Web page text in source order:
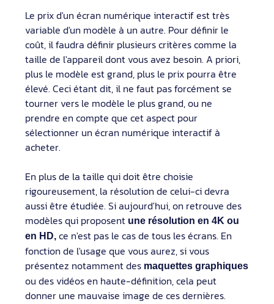
Le prix d'un écran numérique interactif est très
variable d'un modèle à un autre. Pour définir le
coût, il faudra définir plusieurs critères comme la
taille de l'appareil dont vous avez besoin. A priori,
plus le modèle est grand, plus le prix pourra être
élevé. Ceci étant dit, il ne faut pas forcément se
tourner vers le modèle le plus grand, ou ne
prendre en compte que cet aspect pour
sélectionner un écran numérique interactif à
acheter.
En plus de la taille qui doit être choisie
rigoureusement, la résolution de celui-ci devra
aussi être étudiée. Si aujourd'hui, on retrouve des
modèles qui proposent une résolution en 4K ou
en HD, ce n'est pas le cas de tous les écrans. En
fonction de l'usage que vous aurez, si vous
présentez notamment des maquettes graphiques
ou des vidéos en haute-définition, cela peut
donner une mauvaise image de ces dernières.